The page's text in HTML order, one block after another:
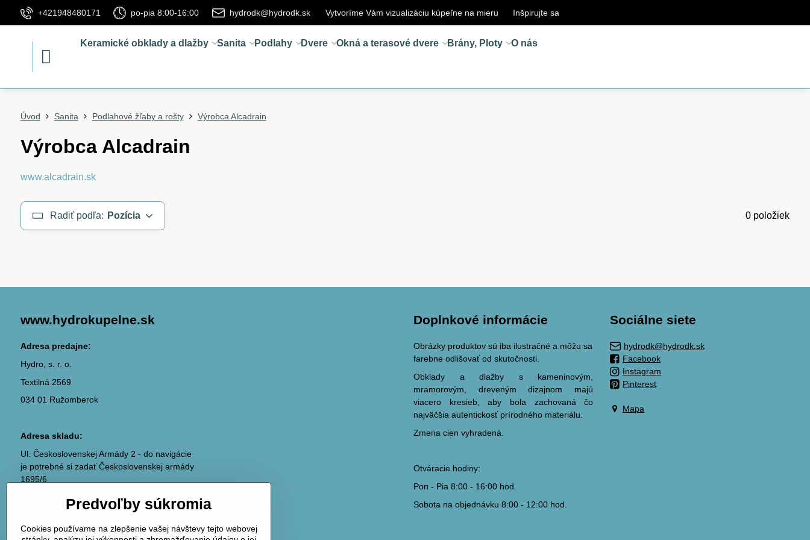
+421948480171 po-pia 8:00-16:00 hydrodk@hydrodk.sk Vytvoríme Vám vizualizáciu kúpeľne na mieru Inšpirujte sa
Keramické obklady a dlažby Sanita Podlahy Dvere Okná a terasové dvere Brány, Ploty O nás
Úvod Sanita Podlahové žľaby a rošty Výrobca Alcadrain
Výrobca Alcadrain
www.alcadrain.sk
Radiť podľa: Pozícia 0 položiek
www.hydrokupelne.sk
Adresa predajne:
Hydro, s. r. o.
Textilná 2569
034 01 Ružomberok
Adresa skladu:
Ul. Československej Armády 2 - do navigácie
je potrebné si zadať Československej armády
1695/6
036 01 Martin
Doplnkové informácie
Obrázky produktov sú iba ilustračné a môžu sa
farebne odlišovať od skutočnosti.
Obklady a dlažby s kameninovým,
mramorovým, dreveným dizajnom majú
viacero kresieb, aby bola zachovaná čo
najväčšia autentickosť prírodného materiálu.
Zmena cien vyhradená.
Otváracie hodiny:
Pon - Pia 8:00 - 16:00 hod.
Sobota na objednávku 8:00 - 12:00 hod.
Sociálne siete
hydrodk@hydrodk.sk
Facebook
Instagram
Pinterest
Mapa
Predvoľby súkromia
Cookies používame na zlepšenie vašej návštevy tejto webovej